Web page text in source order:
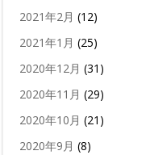
2021年2月 (12)
2021年1月 (25)
2020年12月 (31)
2020年11月 (29)
2020年10月 (21)
2020年9月 (8)